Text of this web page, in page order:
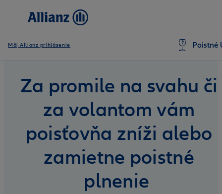
Môj Allianz prihlásenie Poistné
Za promile na svahu či
za volantom vám
poisťovňa zníži alebo
zamietne poistné
plnenie